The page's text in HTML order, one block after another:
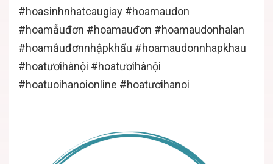
#hoasinhnhatcaugiay #hoamaudon
#hoamẫuđơn #hoamauđơn #hoamaudonhalan
#hoamẫuđơnnhậpkhẩu #hoamaudonnhapkhau
#hoatươihànội #hoatươihànội
#hoatuoihanoionline #hoatươihanoi